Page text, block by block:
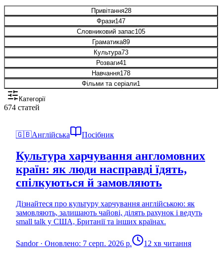
Привітання28
Фрази147
Словниковий запас105
Граматика89
Культура73
Розваги41
Навчання178
Фільми та серіали1
Категорії
674 статей
🇬🇧Англійська Посібник
Культура харчування англомовних
країн: як люди насправді їдять,
спілкуються й замовляють
Дізнайтеся про культуру харчування англійською: як
замовляють, залишають чайові, ділять рахунок і ведуть
small talk у США, Британії та інших країнах.
Sandor· Оновлено: 7 серп. 2026 р. 12 хв читання